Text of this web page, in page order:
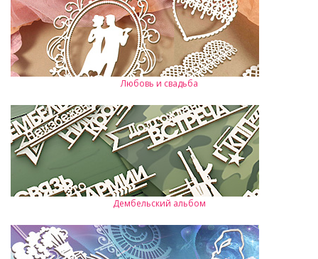
Любовь и свадьба
Дембельский альбом